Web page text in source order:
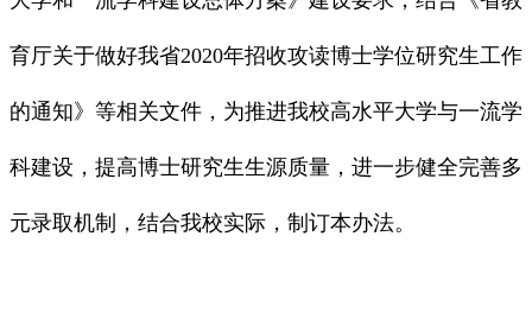
育厅关于做好我省2020年招收攻读博士学位研究生工作
的通知》等相关文件，为推进我校高水平大学与一流学
科建设，提高博士研究生生源质量，进一步健全完善多
元录取机制，结合我校实际，制订本办法。